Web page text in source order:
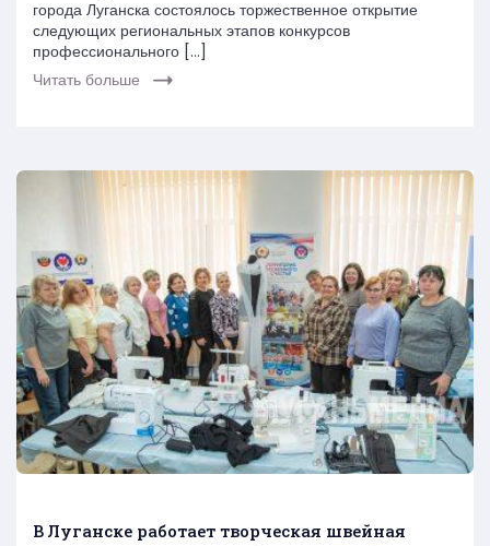
города Луганска состоялось торжественное открытие
следующих региональных этапов конкурсов
профессионального […]
Читать больше
В Луганске работает творческая швейная